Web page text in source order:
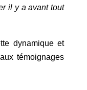
il y a avant tout
dynamique et
témoignages